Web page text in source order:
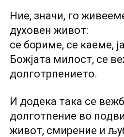
Ние, значи, го
духовен живот:
се бориме, се каеме,
Божјата милост, се
долготрпението.
И додека така се
долготпение во
живот, смирение и